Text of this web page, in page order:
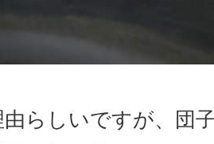
らしいですが、団